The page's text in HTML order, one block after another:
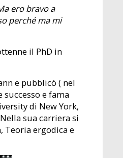
ero bravo a
perché ma mi
il PhD in
e pubblicò ( nel
successo e fama
di New York,
sua carriera si
Teoria ergodica e